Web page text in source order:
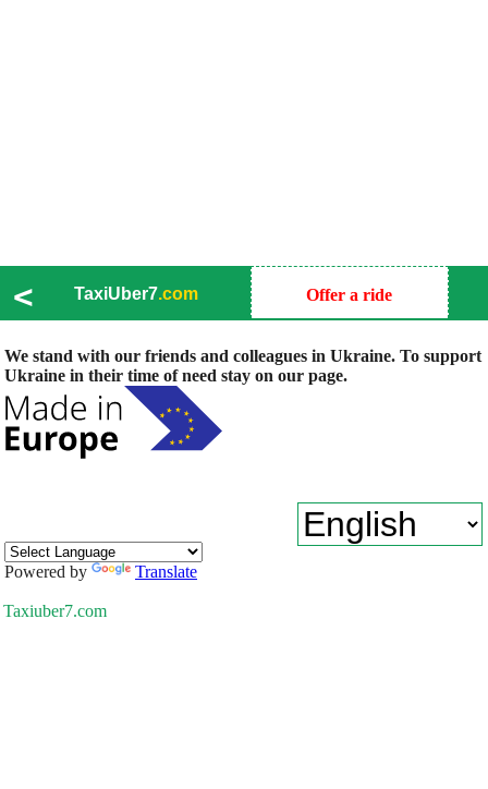
< TaxiUber7.com Offer a ride
We stand with our friends and colleagues in Ukraine. To support
Ukraine in their time of need stay on our page.
Powered by Translate
Taxiuber7.com